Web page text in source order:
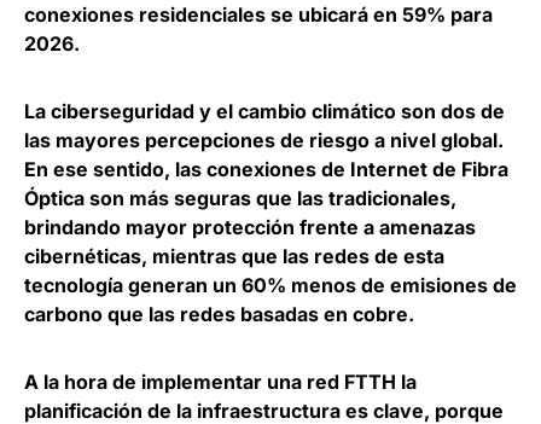
conexiones residenciales se ubicará en 59% para
2026.
La ciberseguridad y el cambio climático son dos de
las mayores percepciones de riesgo a nivel global.
En ese sentido, las conexiones de Internet de Fibra
Óptica son más seguras que las tradicionales,
brindando mayor protección frente a amenazas
cibernéticas, mientras que las redes de esta
tecnología generan un 60% menos de emisiones de
carbono que las redes basadas en cobre.
A la hora de implementar una red FTTH la
planificación de la infraestructura es clave, porque